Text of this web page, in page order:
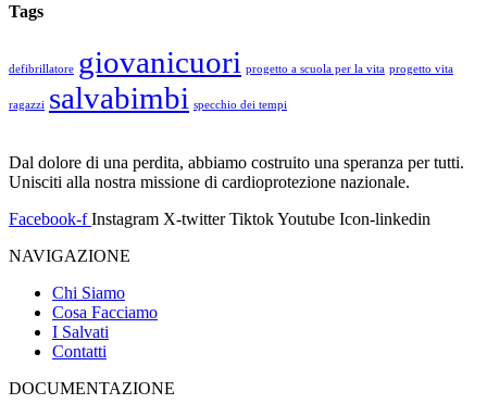
Tags
defibrillatore giovanicuori progetto a scuola per la vita progetto vita
ragazzi salvabimbi specchio dei tempi
Dal dolore di una perdita, abbiamo costruito una speranza per tutti.
Unisciti alla nostra missione di cardioprotezione nazionale.
Facebook-f Instagram X-twitter TiktokYoutube Icon-linkedin
NAVIGAZIONE
Chi Siamo
Cosa Facciamo
I Salvati
Contatti
DOCUMENTAZIONE